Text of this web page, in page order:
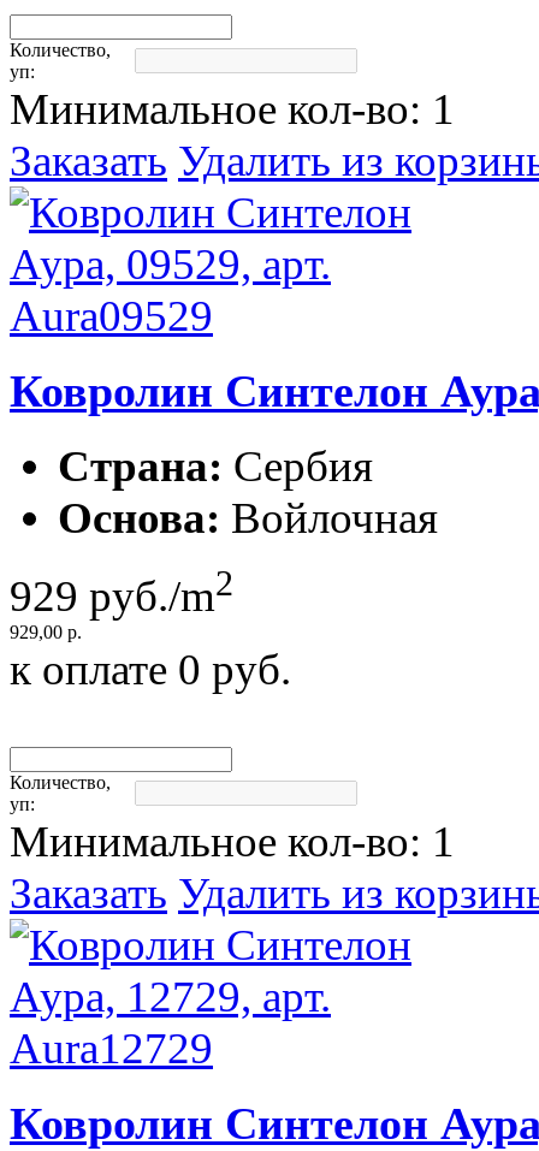
Количество,
уп:
Минимальное кол-во: 1
Заказать Удалить из
Ковролин Синтелон
Страна: Сербия
Основа: Войлочная
929 руб./m2
929,00 р.
к оплате 0 руб.
Количество,
уп:
Минимальное кол-во: 1
Заказать Удалить из
Ковролин Синтелон